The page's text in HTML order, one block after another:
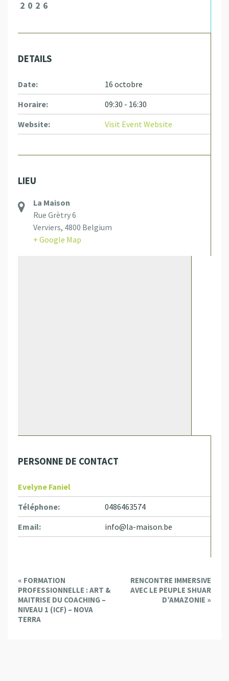
2026
DETAILS
Date:
16 octobre
Horaire:
09:30 - 16:30
Website:
Visit Event Website
LIEU
La Maison
Rue Grètry 6
Verviers, 4800 Belgium
+ Google Map
PERSONNE DE CONTACT
Evelyne Faniel
Téléphone:
0486463574
Email:
info@la-maison.be
E
v
e
n
« FORMATION
PROFESSIONNELLE : ART &
MAITRISE DU COACHING –
NIVEAU 1 (ICF) – NOVA
TERRA
RENCONTRE IMMERSIVE
AVEC LE PEUPLE SHUAR
D’AMAZONIE »